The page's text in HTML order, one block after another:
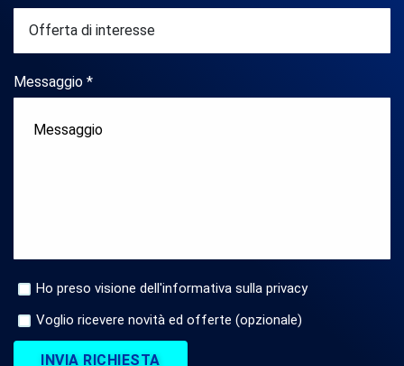
Messaggio *
Ho preso visione dell'informativa sulla privacy
Voglio ricevere novità ed offerte (opzionale)
INVIA RICHIESTA